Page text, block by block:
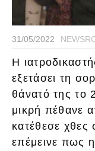
31/05/2022
Η
εξετάσει τη
θάνατό της το
μικρή πέθανε
κατέθεσε
επέμεινε πως